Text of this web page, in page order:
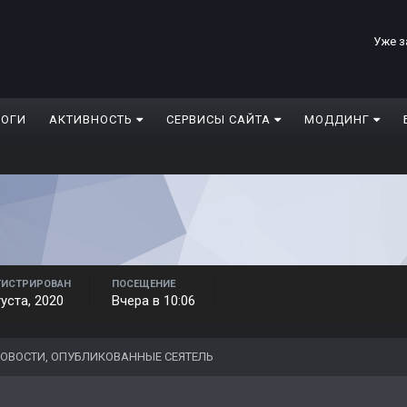
Уже
АКТИВНОСТЬ СЕРВИСЫ САЙТА МОДДИНГ
2020
ПОСЕЩЕНИЕ
Вчера в 10:06
ОПУБЛИКОВАННЫЕ СЕЯТЕЛЬ